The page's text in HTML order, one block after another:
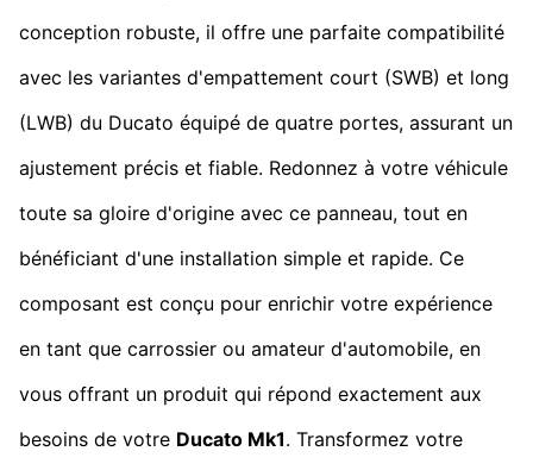
conception robuste, il offre une parfaite compatibilité
avec les variantes d'empattement court (SWB) et long
(LWB) du Ducato équipé de quatre portes, assurant un
ajustement précis et fiable. Redonnez à votre véhicule
toute sa gloire d'origine avec ce panneau, tout en
bénéficiant d'une installation simple et rapide. Ce
composant est conçu pour enrichir votre expérience
en tant que carrossier ou amateur d'automobile, en
vous offrant un produit qui répond exactement aux
besoins de votre Ducato Mk1. Transformez votre